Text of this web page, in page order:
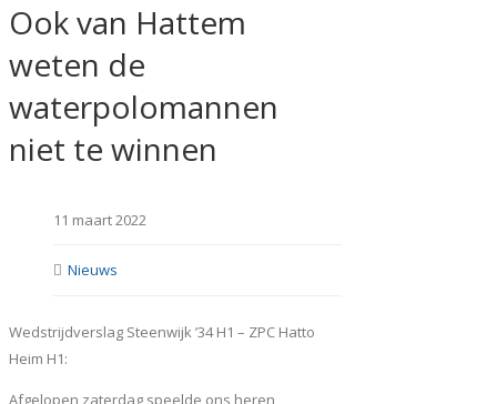
Ook van Hattem
weten de
waterpolomannen
niet te winnen
11 maart 2022
Nieuws
Wedstrijdverslag Steenwijk ’34 H1 – ZPC Hatto
Heim H1: